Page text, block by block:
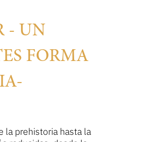
- UN
FORMA
la prehistoria hasta la